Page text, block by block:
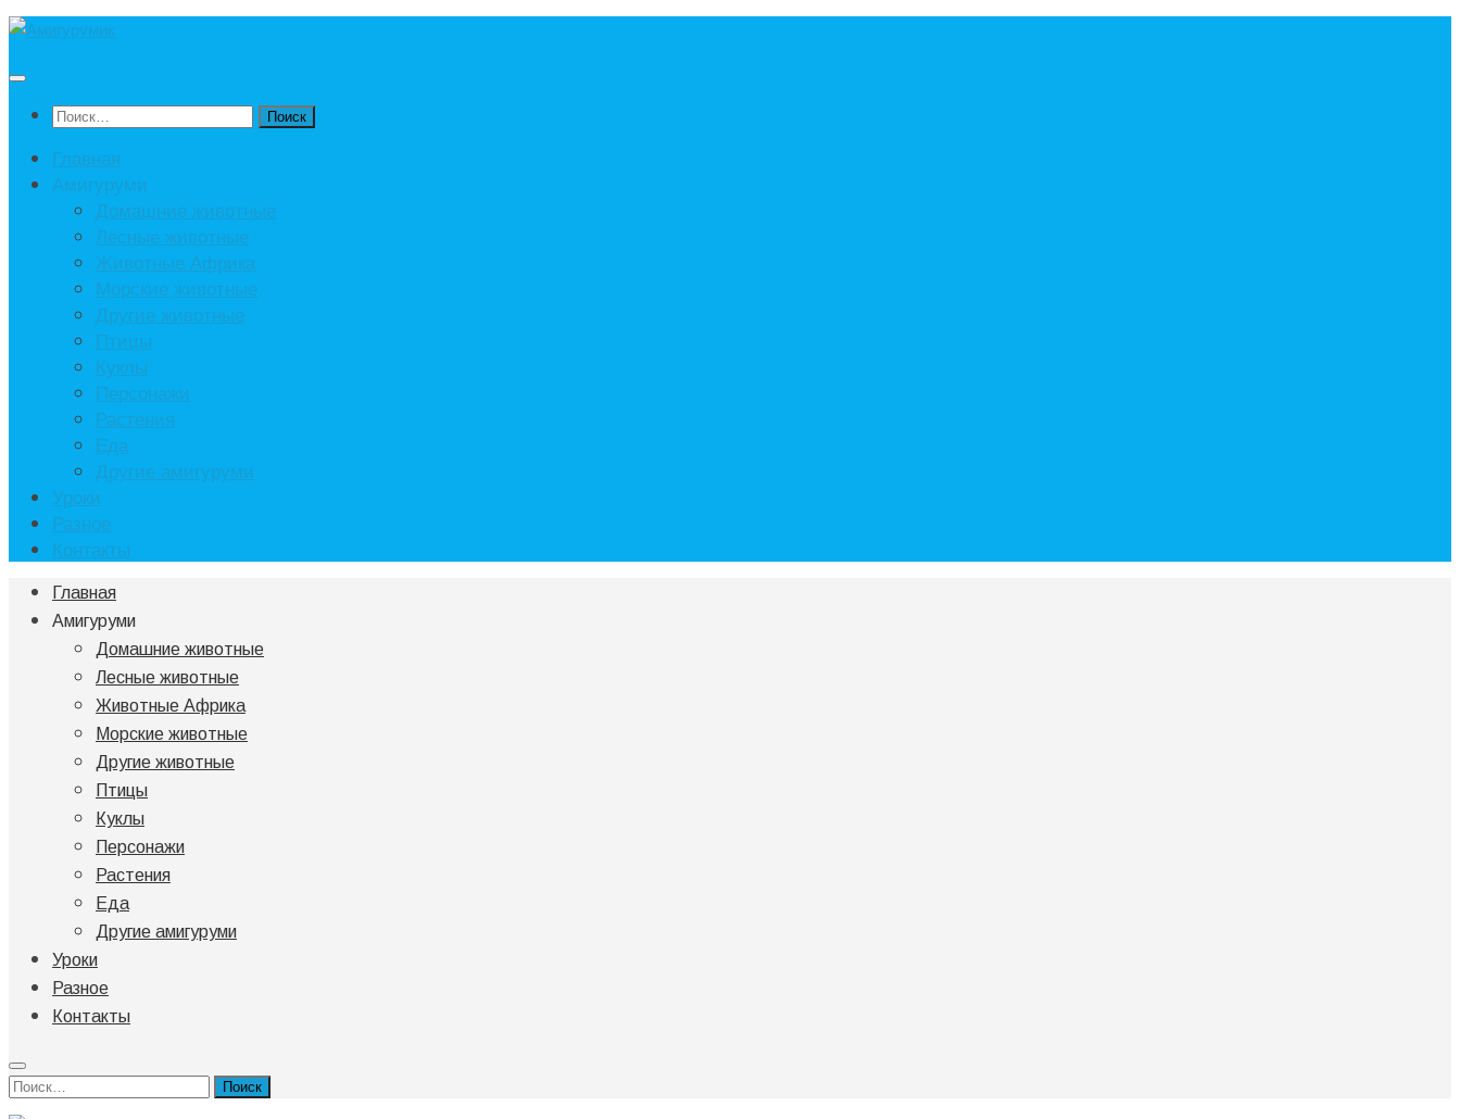
Под
Найти:
Главная
Амигуруми
Домашние животные
Лесные животные
Животные Африка
Морские животные
Другие животные
Птицы
Куклы
Персонажи
Растения
Еда
Другие амигуруми
Уроки
Разное
Контакты
Главная
Амигуруми
Домашние животные
Лесные животные
Животные Африка
Морские животные
Другие животные
Птицы
Куклы
Персонажи
Растения
Еда
Другие амигуруми
Уроки
Разное
Контакты
Найти: